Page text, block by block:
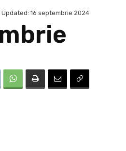
Updated: 16 septembrie 2024